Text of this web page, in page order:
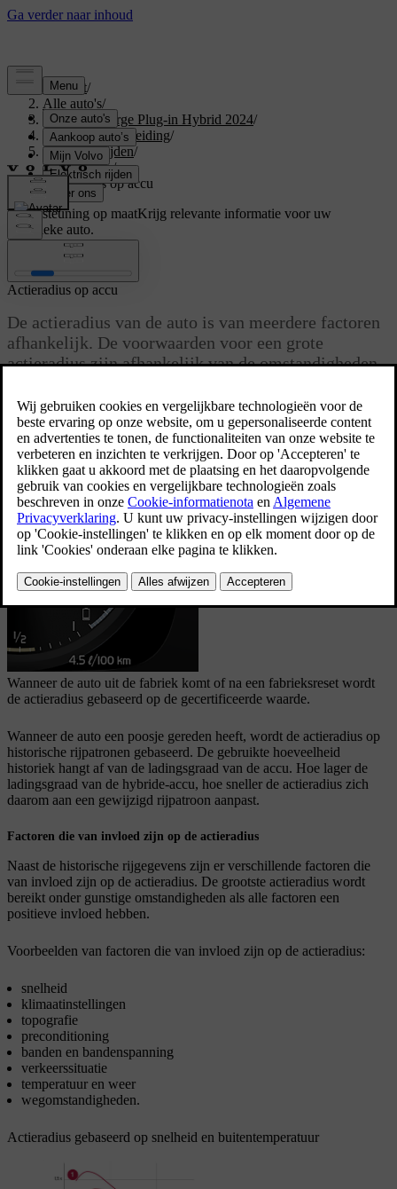
Support/
Alle auto's/
XC40 Recharge Plug-in Hybrid 2024/
Gebruikershandleiding/
Starten en rijden/
Rijstanden/
Actieradius op accu
Ondersteuning op maatKrijg relevante informatie voor uw
specifieke auto.
Bijgewerkt 16/03/2023
Actieradius op accu
De actieradius van de auto is van meerdere factoren
afhankelijk. De voorwaarden voor een grote
actieradius zijn afhankelijk van de omstandigheden
Beschouw de gecertificeerde waarde voor de actieradius niet als de
te verwachten actieradius. De certificeringswaarde moet in de eerste
plaats worden gebruikt om verschillende auto's te vergelijken bij
speciale testcycli.
Actieradius op het bestuurdersdisplay
Wanneer de auto uit de fabriek komt of na een fabrieksreset wordt
de actieradius gebaseerd op de gecertificeerde waarde.
Wanneer de auto een poosje gereden heeft, wordt de actieradius op
historische rijpatronen gebaseerd. De gebruikte hoeveelheid
historiek hangt af van de ladingsgraad van de accu. Hoe lager de
ladingsgraad van de hybride-accu, hoe sneller de actieradius zich
daarom aan een gewijzigd rijpatroon aanpast.
Factoren die van invloed zijn op de actieradius
Naast de historische rijgegevens zijn er verschillende factoren die
van invloed zijn op de actieradius. De grootste actieradius wordt
bereikt onder gunstige omstandigheden als alle factoren een
positieve invloed hebben.
Voorbeelden van factoren die van invloed zijn op de actieradius:
snelheid
klimaatinstellingen
topografie
preconditioning
banden en bandenspanning
verkeerssituatie
temperatuur en weer
wegomstandigheden.
Actieradius gebaseerd op snelheid en buitentemperatuur